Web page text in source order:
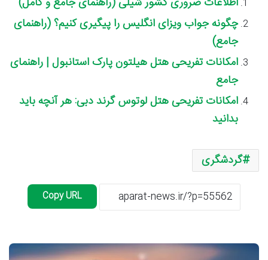
چگونه جواب ویزای انگلیس را پیگیری کنیم؟ (راهنمای
جامع)
امکانات تفریحی هتل هیلتون پارک استانبول | راهنمای
جامع
امکانات تفریحی هتل لوتوس گرند دبی: هر آنچه باید
بدانید
گردشگری
Copy URL